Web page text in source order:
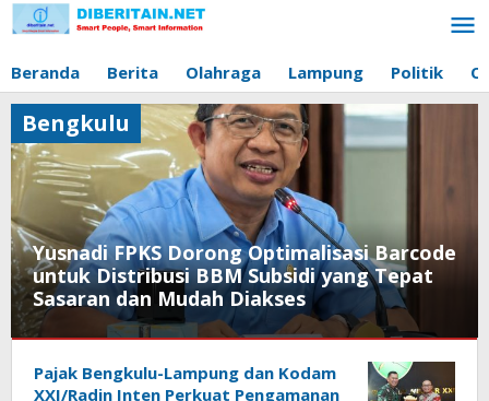
Lewati
ke
Beranda Berita Olahraga Lampung Politik
Yusnadi FPKS Dorong Optimalisasi Barcode
untuk Distribusi BBM Subsidi yang Tepat
Sasaran dan Mudah Diakses
Lampung ,
Bengkulu,
Bengkulu
Pajak Bengkulu-Lampung dan Kodam
XXI/Radin Inten Perkuat Pengamanan